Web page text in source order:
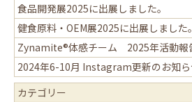
食品開発展2025に出展しました。
健食原料・OEM展2025に出展しました。
Zynamite®体感チーム 2025年活動報
2024年6-10月 Instagram更新のお知ら
カテゴリー